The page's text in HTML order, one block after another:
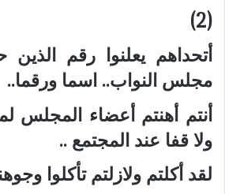
(2)
أتحداهم يعلنوا رقم
مجلس النواب.. اسما ورقما..
أنتم أهنتم أعضاء المجلس
ولا قفا عند المجتمع ..
لقد أكلتم ولازلتم تأكلوا